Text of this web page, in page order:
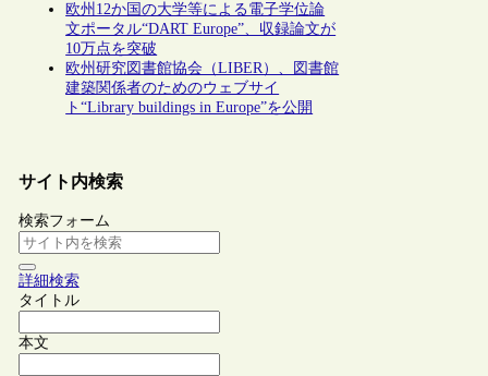
欧州12か国の大学等による電子学位論
文ポータル“DART Europe”、収録論文が
10万点を突破
欧州研究図書館協会（LIBER）、図書館
建築関係者のためのウェブサイ
ト“Library buildings in Europe”を公開
サイト内検索
検索フォーム
詳細検索
タイトル
本文